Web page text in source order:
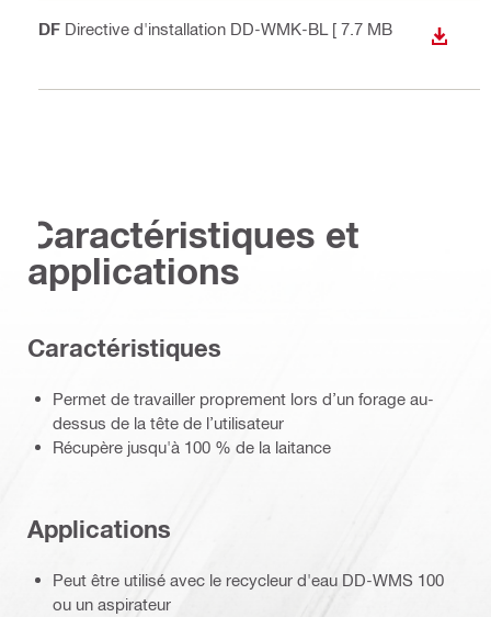
PDF Directive d'installation DD-WMK-BL [ 7.7 MB
Caractéristiques et
applications
Caractéristiques
Permet de travailler proprement lors d’un forage au-
dessus de la tête de l’utilisateur
Récupère jusqu'à 100 % de la laitance
Applications
Peut être utilisé avec le recycleur d'eau DD-WMS 100
ou un aspirateur